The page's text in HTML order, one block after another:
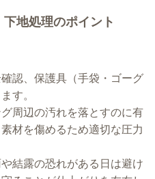
地処理のポイント
認、保護具（手袋・ゴーグ
す。
周辺の汚れを落とすのに有
材を傷めるため適切な圧力
結露の恐れがある日は避け